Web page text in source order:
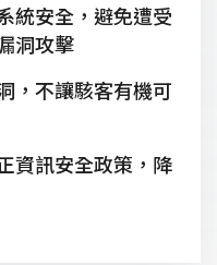
統安全，避免遭受
洞攻擊
，不讓駭客有機可
資訊安全政策，降